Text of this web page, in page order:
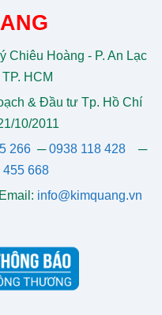
Chiêu Hoàng - P. An Lạc
HCM
& Đầu tư Tp. Hồ Chí
10/2011
266─0938 118 428─
455 668
Email: info@kimquang.vn